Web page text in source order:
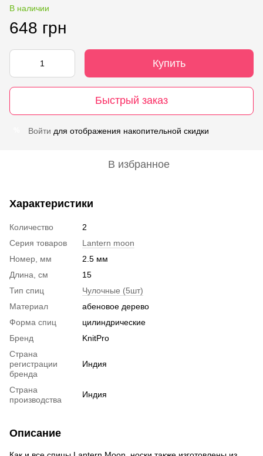
В наличии
648 грн
Купить
Быстрый заказ
Войти для отображения накопительной скидки
В избранное
Характеристики
Количество
2
Серия товаров
Lantern moon
Номер, мм
2.5 мм
Длина, см
15
Тип спиц
Чулочные (5шт)
Материал
абеновое дерево
Форма спиц
цилиндрические
Бренд
KnitPro
Страна
регистрации
бренда
Индия
Страна
производства
Индия
Описание